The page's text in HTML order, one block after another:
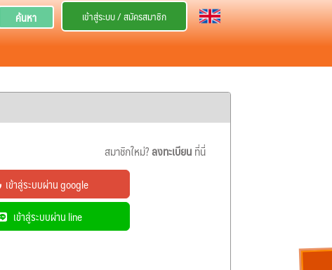
ค้นหา เข้าสู่ระบบ / สมัครสมาชิก
สมาชิกใหม่?ลงทะเบียนที่นี่
เข้าสู่ระบบผ่าน google
เข้าสู่ระบบผ่าน line